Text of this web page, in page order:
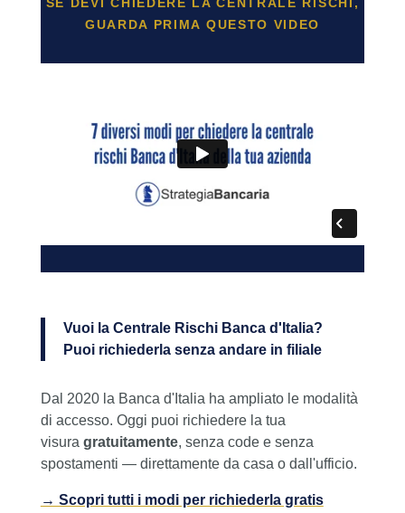
GUARDA PRIMA QUESTO VIDEO
Vuoi la Centrale Rischi Banca d'Italia?
Puoi richiederla senza andare in filiale
Dal 2020 la Banca d'Italia ha ampliato le modalità
di accesso. Oggi puoi richiedere la tua
visura gratuitamente, senza code e senza
spostamenti — direttamente da casa o dall'ufficio.
→ Scopri tutti i modi per richiederla gratis